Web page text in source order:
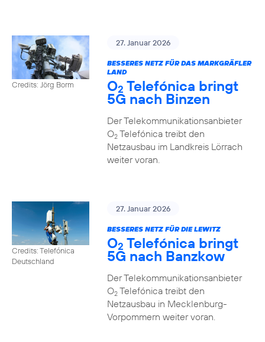
Credits: Jörg Borm
27. Januar 2026
BESSERES NETZ FÜR DAS MARKGRÄFLER
LAND
O2 Telefónica bringt
5G nach Binzen
Der Telekommunikationsanbieter
O2Telefónica treibt den
Netzausbau im Landkreis Lörrach
weiter voran.
Credits: Telefónica
Deutschland
27. Januar 2026
BESSERES NETZ FÜR DIE LEWITZ
O2 Telefónica bringt
5G nach Banzkow
Der Telekommunikationsanbieter
O2Telefónica treibt den
Netzausbau in Mecklenburg-
Vorpommern weiter voran.